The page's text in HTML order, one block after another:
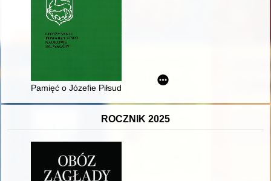
Pamięć o Józefie Piłsudskim w latach 1935-1939 na
ROCZNIK 2025